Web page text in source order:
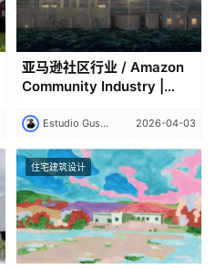
亚马逊社区行业 / Amazon
Community Industry |
Estudio Gustavo Utrabo 2026-04-03
住宅建筑设计